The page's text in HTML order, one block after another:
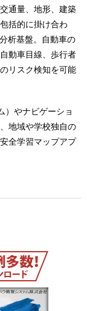
通量、地形、建築
括的に掛け合わ
析基盤。自動車の
動車目線、歩行者
リスク検知を可能
）やナビゲーショ
地域や学校独自の
全学習マップアプ